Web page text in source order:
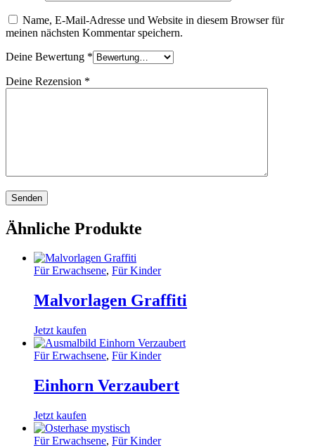
Name, E-Mail-Adresse und Website in diesem Browser für
meinen nächsten Kommentar speichern.
Deine Bewertung *
Deine Rezension *
Ähnliche Produkte
Für Erwachsene, Für Kinder
Malvorlagen Graffiti
Jetzt kaufen
Für Erwachsene, Für Kinder
Einhorn Verzaubert
Jetzt kaufen
Für Erwachsene, Für Kinder